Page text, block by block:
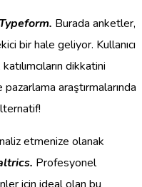
Typeform. Burada anketler,
bir hale geliyor. Kullanıcı
dikkatini
araştırmalarında
etmenize olanak
Profesyonel